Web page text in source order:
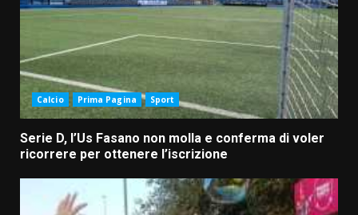
Calcio Prima Pagina Sport
Serie D, l’Us Fasano non molla e conferma di voler
ricorrere per ottenere l’iscrizione